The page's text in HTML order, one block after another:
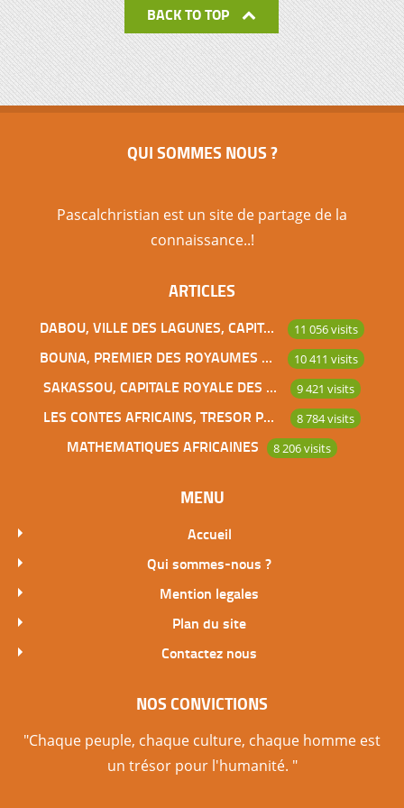
BACK TO TOP
QUI SOMMES NOUS ?
Pascalchristian est un site de partage de la
connaissance..!
ARTICLES
DABOU, VILLE DES LAGUNES, CAPITALE DES ADJOUKROU 11 056 visits
BOUNA, PREMIER DES ROYAUMES DE CÔTE D’IVOIRE 10 411 visits
SAKASSOU, CAPITALE ROYALE DES BAOULES 9 421 visits
LES CONTES AFRICAINS, TRESOR POUR L’HUMANITE 8 784 visits
MATHEMATIQUES AFRICAINES 8 206 visits
MENU
Accueil
Qui sommes-nous ?
Mention legales
Plan du site
Contactez nous
NOS CONVICTIONS
"Chaque peuple, chaque culture, chaque homme est
un trésor pour l'humanité. "